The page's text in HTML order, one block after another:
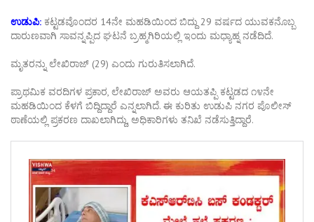
ಉಡುಪಿ: ಕಟ್ಟಡವೊಂದರ 14ನೇ ಮಹಡಿಯಿಂದ ಬಿದ್ದು 29 ವರ್ಷದ ಯುವಕನೊಬ್ಬ
ದಾರುಣವಾಗಿ ಸಾವನ್ನಪ್ಪಿದ ಘಟನೆ ಬ್ರಹ್ಮಗಿರಿಯಲ್ಲಿ ಇಂದು ಮಧ್ಯಾಹ್ನ ನಡೆದಿದೆ.
ಮೃತರನ್ನು ಲೇಖಿರಾಜ್ (29) ಎಂದು ಗುರುತಿಸಲಾಗಿದೆ.
ಪ್ರಾಥಮಿಕ ವರದಿಗಳ ಪ್ರಕಾರ, ಲೇಖಿರಾಜ್ ಅವರು ಆಯತಪ್ಪಿ ಕಟ್ಟಡದ ೧೪ನೇ
ಮಹಡಿಯಿಂದ ಕೆಳಗೆ ಬಿದ್ದಿದ್ದಾರೆ ಎನ್ನಲಾಗಿದೆ. ಈ ಕುರಿತು ಉಡುಪಿ ನಗರ ಪೊಲೀಸ್
ಠಾಣೆಯಲ್ಲಿ ಪ್ರಕರಣ ದಾಖಲಾಗಿದ್ದು, ಅಧಿಕಾರಿಗಳು ತನಿಖೆ ನಡೆಸುತ್ತಿದ್ದಾರೆ.